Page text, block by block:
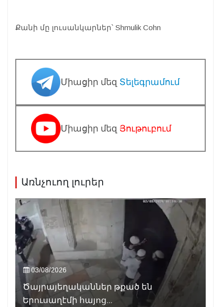
Քանի մը լուսանկարներ՝ Shmulik Cohn
Միացիր մեզ Տելեգրամում
Միացիր մեզ Յութուբում
Առնչուող լուրեր
03/08/2026
Ծայրայեղականներ թքած են
Երուսաղէմի հայոց...